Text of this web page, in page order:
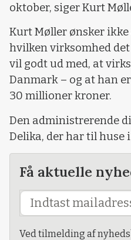
oktober, siger Kurt
Kurt Møller ønsker
hvilken virksomhed
vil godt ud med, at
Danmark – og at han
30 millioner kroner.
Den administrerende
Delika, der har til huse
Få aktuelle
Ved tilmelding af